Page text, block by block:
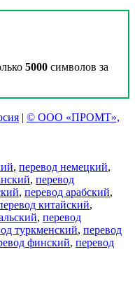
5000 символов за
| © ООО «ПРОМТ»,
, перевод немецкий,
, перевод
, перевод арабский,
китайский,
, перевод
туркменский, перевод
финский, перевод